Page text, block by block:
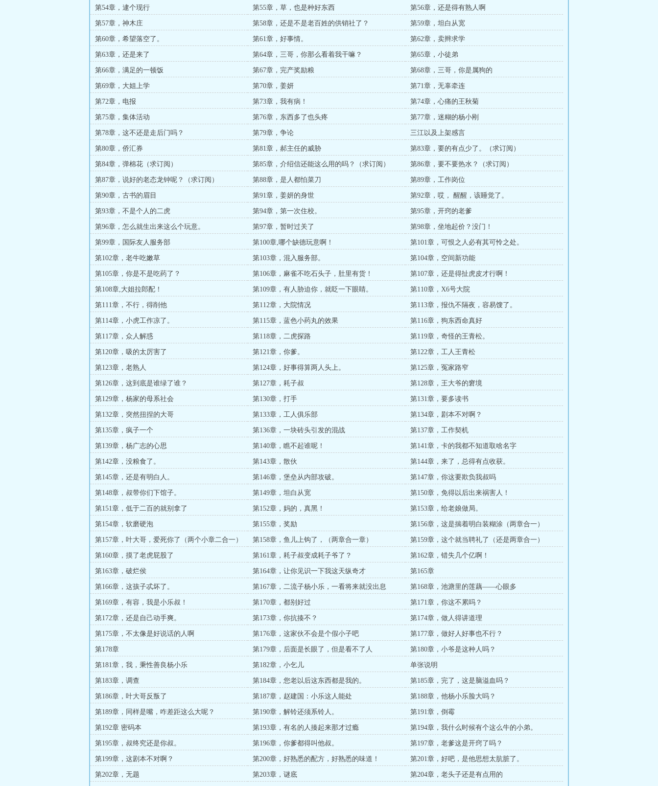
第54章，逮个现行 第55章，草，也是种好东西 第56章，还是得有熟人啊
第57章，神木庄 第58章，还是不是老百姓的供销社了？ 第59章，坦白从宽
第60章，希望落空了。 第61章，好事情。 第62章，卖辫求学
第63章，还是来了 第64章，三哥，你那么看着我干嘛？ 第65章，小徒弟
第66章，满足的一顿饭 第67章，完产奖励粮 第68章，三哥，你是属狗的
第69章，大姐上学 第70章，姜妍 第71章，无辜牵连
第72章，电报 第73章，我有病！ 第74章，心痛的王秋菊
第75章，集体活动 第76章，东西多了也头疼 第77章，迷糊的杨小刚
第78章，这不还是走后门吗？ 第79章，争论 三江以及上架感言
第80章，侨汇券 第81章，郝主任的威胁 第83章，要的有点少了。（求订阅）
第84章，弹棉花（求订阅） 第85章，介绍信还能这么用的吗？（求订阅） 第86章，要不要热水？（求订阅）
第87章，说好的老态龙钟呢？（求订阅） 第88章，是人都怕菜刀 第89章，工作岗位
第90章，古书的眉目 第91章，姜妍的身世 第92章，哎， 醒醒，该睡觉了。
第93章，不是个人的二虎 第94章，第一次住校。 第95章，开窍的老爹
第96章，怎么就生出来这么个玩意。 第97章，暂时过关了 第98章，坐地起价？没门！
第99章，国际友人服务部 第100章,哪个缺德玩意啊！ 第101章，可恨之人必有其可怜之处。
第102章，老牛吃嫩草 第103章，混入服务部。 第104章，空间新功能
第105章，你是不是吃药了？ 第106章，麻雀不吃石头子，肚里有货！ 第107章，还是得扯虎皮才行啊！
第108章,大姐拉郎配！ 第109章，有人胁迫你，就眨一下眼睛。 第110章，X6号大院
第111章，不行，得削他 第112章，大院情况 第113章，报仇不隔夜，容易馊了。
第114章，小虎工作凉了。 第115章，蓝色小药丸的效果 第116章，狗东西命真好
第117章，众人解惑 第118章，二虎探路 第119章，奇怪的王青松。
第120章，吸的太厉害了 第121章，你爹。 第122章，工人王青松
第123章，老熟人 第124章，好事得算两人头上。 第125章，冤家路窄
第126章，这到底是谁绿了谁？ 第127章，耗子叔 第128章，王大爷的窘境
第129章，杨家的母系社会 第130章，打手 第131章，要多读书
第132章，突然扭捏的大哥 第133章，工人俱乐部 第134章，剧本不对啊？
第135章，疯子一个 第136章，一块砖头引发的混战 第137章，工作契机
第139章，杨广志的心思 第140章，瞧不起谁呢！ 第141章，卡的我都不知道取啥名字
第142章，没粮食了。 第143章，散伙 第144章，来了，总得有点收获。
第145章，还是有明白人。 第146章，堡垒从内部攻破。 第147章，你这要欺负我叔吗
第148章，叔带你们下馆子。 第149章，坦白从宽 第150章，免得以后出来祸害人！
第151章，低于二百的就别拿了 第152章，妈的，真黑！ 第153章，给老娘做局。
第154章，软磨硬泡 第155章，奖励 第156章，这是揣着明白装糊涂（两章合一）
第157章，叶大哥，爱死你了（两个小章二合一） 第158章，鱼儿上钩了，（两章合一章） 第159章，这个就当聘礼了（还是两章合一）
第160章，摸了老虎屁股了 第161章，耗子叔变成耗子爷了？ 第162章，错失几个亿啊！
第163章，破烂侯 第164章，让你见识一下我这天纵奇才 第165章
第166章，这孩子忒坏了。 第167章，二流子杨小乐，一看将来就没出息 第168章，池溏里的莲藕——心眼多
第169章，有容，我是小乐叔！ 第170章，都别好过 第171章，你这不累吗？
第172章，还是自己动手爽。 第173章，你抗揍不？ 第174章，做人得讲道理
第175章，不太像是好说话的人啊 第176章，这家伙不会是个假小子吧 第177章，做好人好事也不行？
第178章 第179章，后面是长眼了，但是看不了人 第180章，小爷是这种人吗？
第181章，我，秉性善良杨小乐 第182章，小乞儿 单张说明
第183章，调查 第184章，您老以后这东西都是我的。 第185章，完了，这是脑溢血吗？
第186章，叶大哥反叛了 第187章，赵建国：小乐这人能处 第188章，他杨小乐脸大吗？
第189章，同样是嘴，咋差距这么大呢？ 第190章，解铃还须系铃人。 第191章，倒霉
第192章 密码本 第193章，有名的人揍起来那才过瘾 第194章，我什么时候有个这么牛的小弟。
第195章，叔终究还是你叔。 第196章，你爹都得叫他叔。 第197章，老爹这是开窍了吗？
第199章，这剧本不对啊？ 第200章，好熟悉的配方，好熟悉的味道！ 第201章，好吧，是他思想太肮脏了。
第202章，无题 第203章，谜底 第204章，老头子还是有点用的